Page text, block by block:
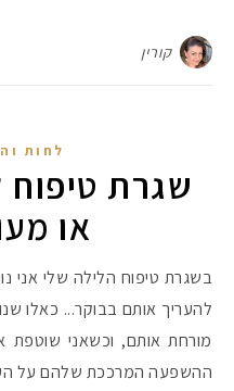
קורין
לחות
שגרת טיפוח
או
בשגרת טיפוח הלילה שלי אני נוטה לבחור מוצרי טיפוח שגורמים לי
להעריך אותם בבוקר... כאלו
מורחת אותם, וכשאני שוטפת
ההשפעה המרככת שלהם על